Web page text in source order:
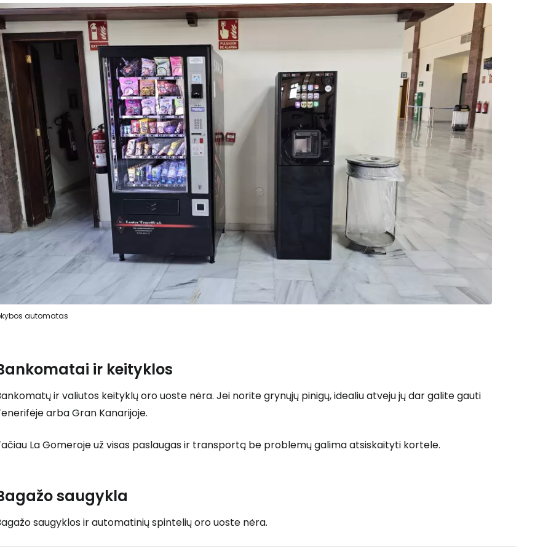
automatas
ir keityklos
ir valiutos keityklų oro uoste nėra. Jei norite grynųjų pinigų, idealiu atveju jų dar galite gauti
arba Gran Kanarijoje.
La Gomeroje už visas paslaugas ir transportą be problemų galima atsiskaityti kortele.
saugykla
saugyklos ir automatinių spintelių oro uoste nėra.